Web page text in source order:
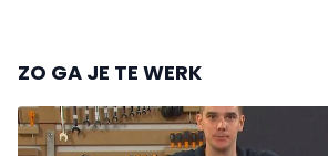
ZO GA JE TE WERK